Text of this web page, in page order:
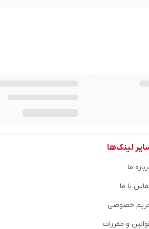
لینک‌ها
ما
با ما
خصوصی
و مقررات